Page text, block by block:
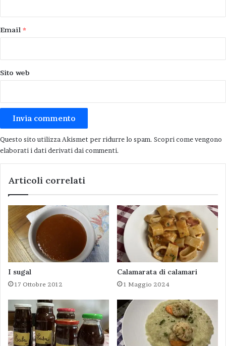
Email *
Sito web
Questo sito utilizza Akismet per ridurre lo spam. Scopri come vengono
elaborati i dati derivati dai commenti.
Articoli correlati
I sugal
17 Ottobre 2012
Calamarata di calamari
1 Maggio 2024